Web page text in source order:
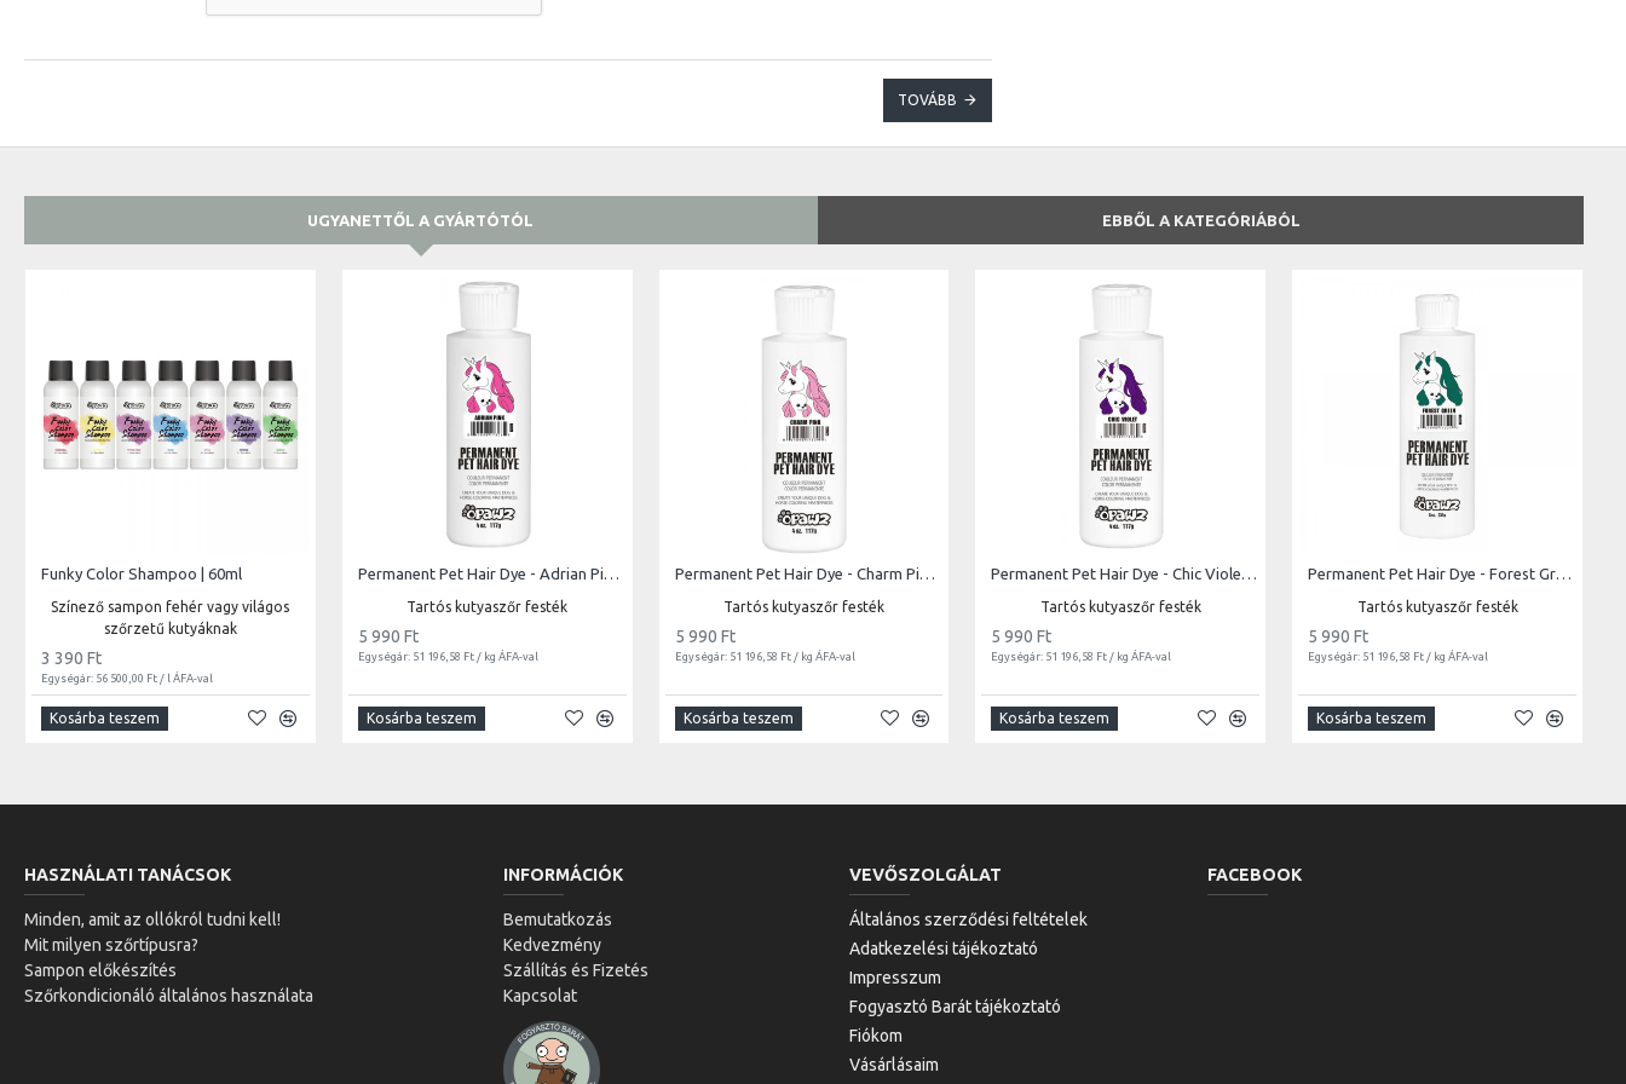
TOVÁBB
UGYANETTŐL A GYÁRTÓTÓL EBBŐL A KATEGÓRIÁBÓL
Funky Color Shampoo | 60ml
Színező sampon fehér vagy világos
szőrzetű kutyáknak
3 390 Ft
Egységár: 56 500,00 Ft / l ÁFA-val
Kosárba teszem
Permanent Pet Hair Dye - Adrian Pink | 117g
Tartós kutyaszőr festék
5 990 Ft
Egységár: 51 196,58 Ft / kg ÁFA-val
Kosárba teszem
Permanent Pet Hair Dye - Charm Pink | 117g
Tartós kutyaszőr festék
5 990 Ft
Egységár: 51 196,58 Ft / kg ÁFA-val
Kosárba teszem
Permanent Pet Hair Dye - Chic Violet | 117g
Tartós kutyaszőr festék
5 990 Ft
Egységár: 51 196,58 Ft / kg ÁFA-val
Kosárba teszem
Permanent Pet Hair Dye - Forest Green| 117g
Tartós kutyaszőr festék
5 990 Ft
Egységár: 51 196,58 Ft / kg ÁFA-val
Kosárba teszem
HASZNÁLATI TANÁCSOK
Minden, amit az ollókról tudni kell!
Mit milyen szőrtípusra?
Sampon előkészítés
Szőrkondicionáló általános használata
INFORMÁCIÓK
Bemutatkozás
Kedvezmény
Szállítás és Fizetés
Kapcsolat
VEVŐSZOLGÁLAT
Általános szerződési feltételek
Adatkezelési tájékoztató
Impresszum
Fogyasztó Barát tájékoztató
Fiókom
Vásárlásaim
FACEBOOK